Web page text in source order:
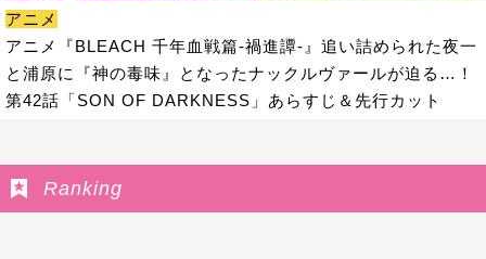
アニメ
アニメ『BLEACH 千年血戦篇-禍進譚-』追い詰められた夜一
と浦原に『神の毒味』となったナックルヴァールが迫る…！
第42話「SON OF DARKNESS」あらすじ＆先行カット
Ranking